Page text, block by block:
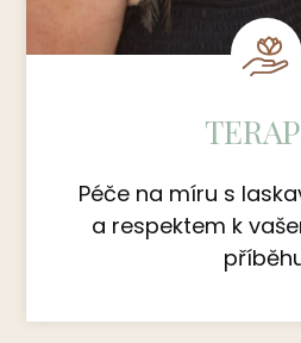
Péče na míru s
a respektem k